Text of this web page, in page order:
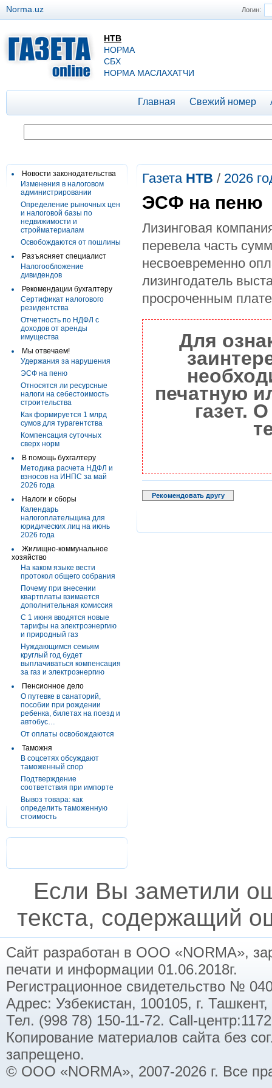
Логин:
Norma.uz
НТВ
НОРМА
СБХ
НОРМА МАСЛАХАТЧИ
Главная Свежий номер
Новости законодательства
Изменения в налоговом
администрировании
Определение рыночных цен
и налоговой базы по
недвижимости и
стройматериалам
Освобождаются от пошлины
Разъясняет специалист
Налогообложение
дивидендов
Рекомендации бухгалтеру
Сертификат налогового
резидентства
Отчетность по НДФЛ с
доходов от аренды
имущества
Мы отвечаем!
Удержания за нарушения
ЭСФ на пеню
Относятся ли ресурсные
налоги на себестоимость
строительства
Как формируется 1 млрд
сумов для турагентства
Компенсация суточных
сверх норм
В помощь бухгалтеру
Методика расчета НДФЛ и
взносов на ИНПС за май
2026 года
Налоги и сборы
Календарь
налогоплательщика для
юридических лиц на июнь
2026 года
Жилищно-коммунальное
хозяйство
На каком языке вести
протокол общего собрания
Почему при внесении
квартплаты взимается
дополнительная комиссия
С 1 июня вводятся новые
тарифы на электроэнергию
и природный газ
Нуждающимся семьям
круглый год будет
выплачиваться компенсация
за газ и электроэнергию
Пенсионное дело
О путевке в санаторий,
пособии при рождении
ребенка, билетах на поезд и
автобус…
От оплаты освобождаются
Таможня
В соцсетях обсуждают
таможенный спор
Подтверждение
соответствия при импорте
Вывоз товара: как
определить таможенную
стоимость
Газета НТВ / 2026
ЭСФ на пеню
Лизинговая
перевела часть
несвоевременно
лизингодатель
просроченным
Для
печатную
газет.
Рекомендовать другу
Если Вы заметили
текста, содержащий
Сайт разработан в ООО «NORMA»,
печати и информации 01.06.2018г.
Регистрационное свидетельство №
Адрес: Узбекистан, 100105, г.
Тел. (998 78) 150-11-72. Call-
Копирование материалов сайта без
запрещено.
© ООО «NORMA», 2007-2026 г. Все